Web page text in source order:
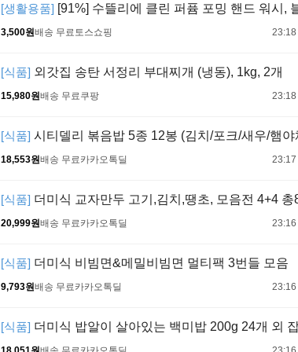
[생활용품] [91%] 수뜰리에 클린 퍼퓸 포밍 핸드 워시,
3,500원배송 무료토스쇼핑 23:18
[식품] 외갓집 송탄 서정리 부대찌개 (냉동), 1kg, 2개
15,980원배송 무료쿠팡 23:18
[식품] 시티델리 볶음밥 5종 12봉 (김치/포크/새우/햄야
18,553원배송 무료카카오톡딜 23:17
[식품] 더미식 교자만두 고기,김치,땡초, 모음전 4+4 총
20,999원배송 무료카카오톡딜 23:16
[식품] 더미식 비빔면&메밀비빔면 멀티팩 3번들 모음
9,793원배송 무료카카오톡딜 23:16
[식품] 더미식 밥알이 살아있는 백미밥 200g 24개 외